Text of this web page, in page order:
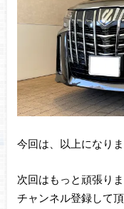
今回は、以上になりま
次回はもっと頑張りま
チャンネル登録して